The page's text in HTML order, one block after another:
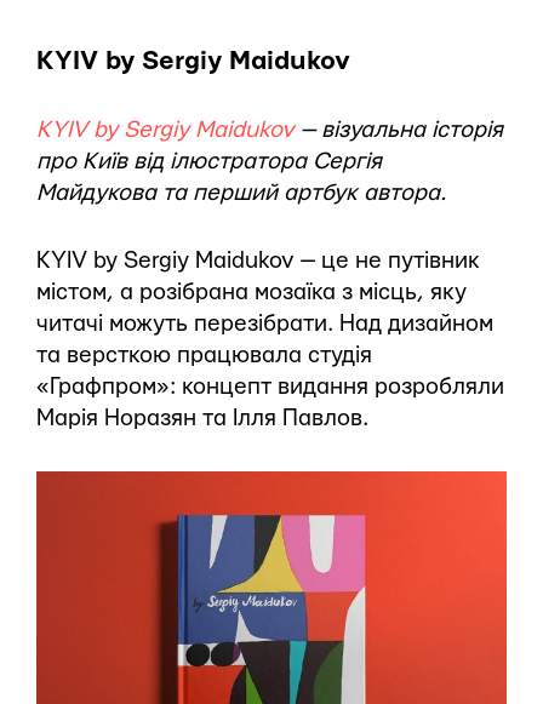
KYIV by Sergiy Maidukov
KYIV by Sergiy Maidukov— візуальна історія
про Київ від ілюстратора Сергія
Майдукова та перший артбук автора.
KYIV by Sergiy Maidukov — це не путівник
містом, а розібрана мозаїка з місць, яку
читачі можуть перезібрати. Над дизайном
та версткою працювала студія
«Графпром»: концепт видання розробляли
Марія Норазян та Ілля Павлов.